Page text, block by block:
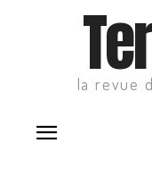
la revue